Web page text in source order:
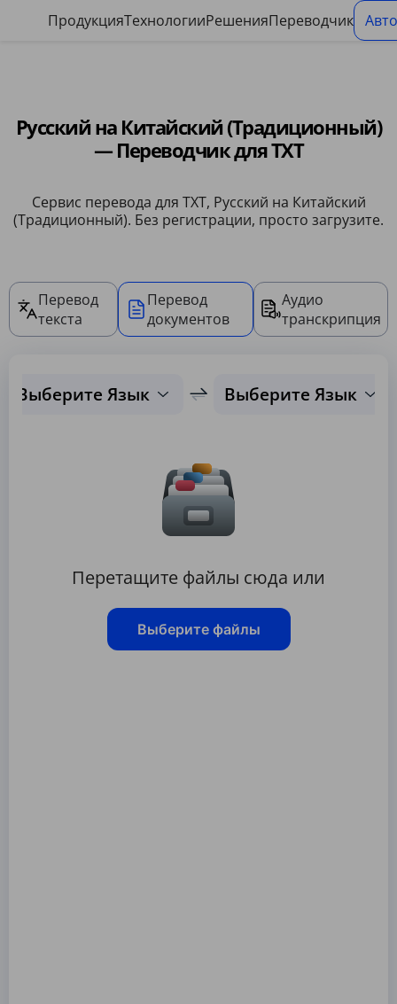
ПродукцияТехнологииРешенияПереводчик
Русский на Китайский (Традиционный)
— Переводчик для TXT
Сервис перевода для TXT, Русский на Китайский
(Традиционный). Без регистрации, просто загрузите.
Перевод
текста
Перевод
документов
Аудио
транскрипция
Выберите Язык Выберите Язык
Перетащите файлы сюда или
Выберите файлы